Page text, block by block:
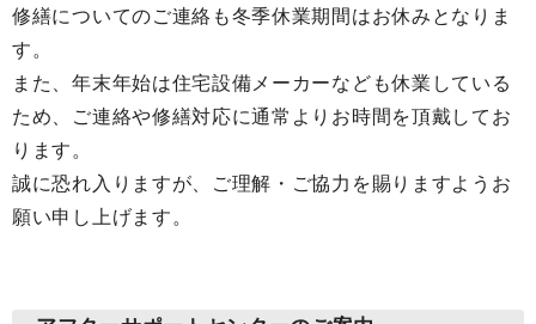
修繕についてのご連絡も冬季休業期間はお休みとなりま
す。
また、年末年始は住宅設備メーカーなども休業している
ため、ご連絡や修繕対応に通常よりお時間を頂戴してお
ります。
誠に恐れ入りますが、ご理解・ご協力を賜りますようお
願い申し上げます。